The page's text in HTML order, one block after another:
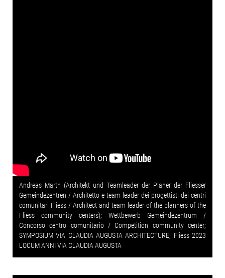
Andreas Marth (Architekt und Teamleader der Planer der Fliesser
Gemeindezentren / Architetto e team leader dei progettisti dei centri
comunitari Fliess / Architect and team leader of the planners of the
Fliess community centers); Wettbewerb Gemeindezentrum /
Concorso centro comunitario / Competition community center;
SYMPOSIUM VIA CLAUDIA AUGUSTA ARCHITECTURE; Fliess 2023
LOCUM ANNI VIA CLAUDIA AUGUSTA